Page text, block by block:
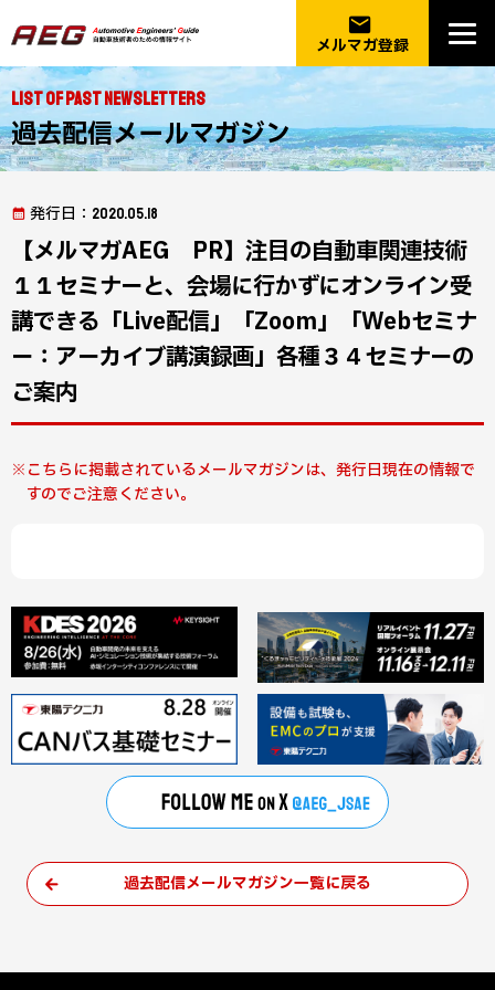
email
メルマガ登録
List of Past Newsletters
過去配信メールマガジン
発行日 ：2020.05.18
【メルマガAEG PR】注目の自動車関連技術
１１セミナーと、会場に行かずにオンライン受
講できる「Live配信」「Zoom」「Webセミナ
ー：アーカイブ講演録画」各種３４セミナーの
ご案内
こちらに掲載されているメールマガジンは、発行日現在の情報で
すのでご注意ください。
過去配信メールマガジン一覧に戻る